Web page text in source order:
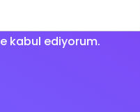
kabul ediyorum.